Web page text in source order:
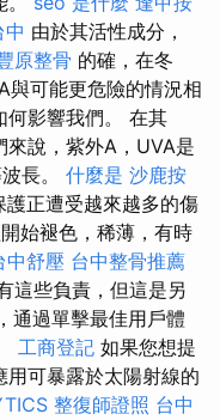
由於其活性成分，
原整骨 的確，在冬
與可能更危險的情況相
何影響我們。 在其
說，紫外A，UVA是
長。 什麼是 沙鹿按
正遭受越來越多的傷
始褪色，稀薄，有時
中舒壓 台中整骨推薦
這些負責，但這是另
通過單擊最佳用戶體
工商登記 如果您想提
可暴露於太陽射線的
整復師證照 台中